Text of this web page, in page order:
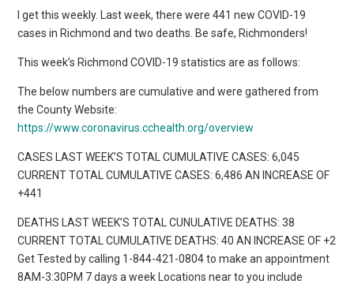
I get this weekly. Last week, there were 441 new COVID-19
cases in Richmond and two deaths. Be safe, Richmonders!
This week’s Richmond COVID-19 statistics are as follows:
The below numbers are cumulative and were gathered from
the County Website:
https://www.coronavirus.cchealth.org/overview
CASES LAST WEEK’S TOTAL CUMULATIVE CASES: 6,045
CURRENT TOTAL CUMULATIVE CASES: 6,486 AN INCREASE OF
+441
DEATHS LAST WEEK’S TOTAL CUNULATIVE DEATHS: 38
CURRENT TOTAL CUMULATIVE DEATHS: 40 AN INCREASE OF +2
Get Tested by calling 1-844-421-0804 to make an appointment
8AM-3:30PM 7 days a week Locations near to you include